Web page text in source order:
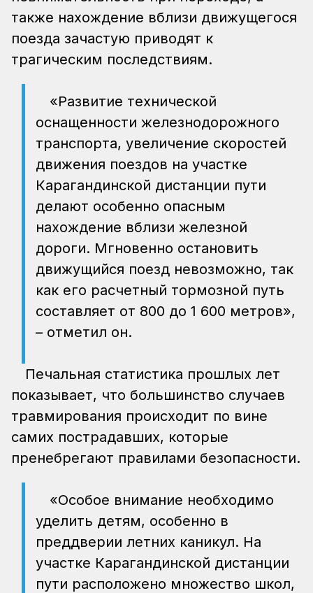
также нахождение вблизи движущегося
поезда зачастую приводят к
трагическим последствиям.
«Развитие технической
оснащенности железнодорожного
транспорта, увеличение скоростей
движения поездов на участке
Карагандинской дистанции пути
делают особенно опасным
нахождение вблизи железной
дороги. Мгновенно остановить
движущийся поезд невозможно, так
как его расчетный тормозной путь
составляет от 800 до 1 600 метров»,
– отметил он.
Печальная статистика прошлых лет
показывает, что большинство случаев
травмирования происходит по вине
самих пострадавших, которые
пренебрегают правилами безопасности.
«Особое внимание необходимо
уделить детям, особенно в
преддверии летних каникул. На
участке Карагандинской дистанции
пути расположено множество школ,